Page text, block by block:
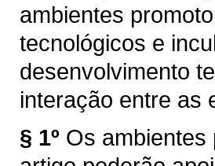
ambientes
tecnológicos e
desenvolvimento
interação entre as
§ 1º Os ambientes